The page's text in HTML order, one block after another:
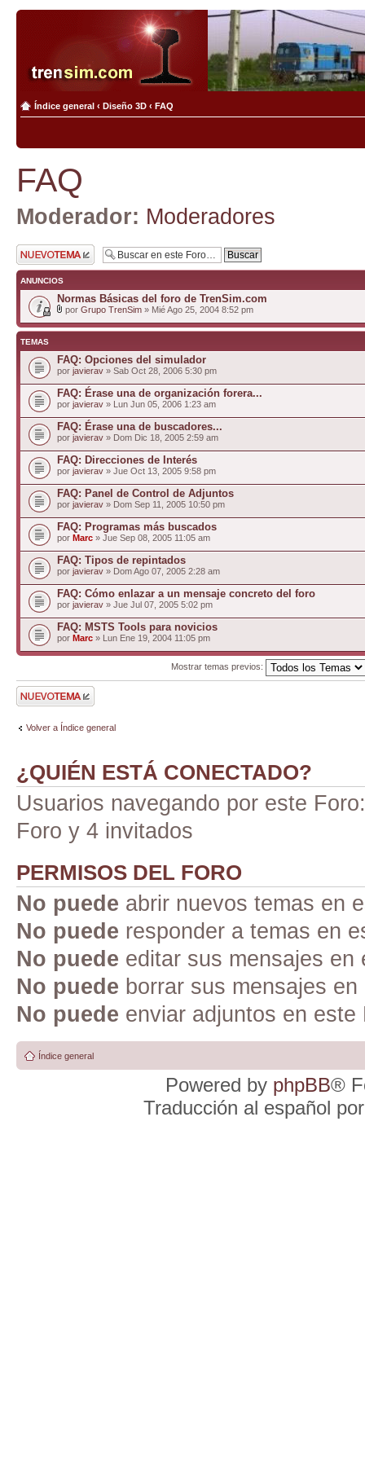
Índice general ‹ Diseño 3D ‹ FAQ
FAQ
Moderador: Moderadores
Publicar un nuevo
tema
ANUNCIOS
Normas Básicas del foro de TrenSim.com
por Grupo TrenSim » Mié Ago 25, 2004 8:52 pm
TEMAS
FAQ: Opciones del simulador
por javierav » Sab Oct 28, 2006 5:30 pm
FAQ: Érase una de organización forera...
por javierav » Lun Jun 05, 2006 1:23 am
FAQ: Érase una de buscadores...
por javierav » Dom Dic 18, 2005 2:59 am
FAQ: Direcciones de Interés
por javierav » Jue Oct 13, 2005 9:58 pm
FAQ: Panel de Control de Adjuntos
por javierav » Dom Sep 11, 2005 10:50 pm
FAQ: Programas más buscados
por Marc » Jue Sep 08, 2005 11:05 am
FAQ: Tipos de repintados
por javierav » Dom Ago 07, 2005 2:28 am
FAQ: Cómo enlazar a un mensaje concreto del foro
por javierav » Jue Jul 07, 2005 5:02 pm
FAQ: MSTS Tools para novicios
por Marc » Lun Ene 19, 2004 11:05 pm
Mostrar temas previos:
Publicar un nuevo
tema
Volver a Índice general
¿QUIÉN ESTÁ CONECTADO?
Usuarios navegando por este
Foro y 4 invitados
PERMISOS DEL FORO
No puede abrir nuevos temas en
No puede responder a temas en
No puede editar sus mensajes en
No puede borrar sus mensajes
No puede enviar adjuntos en este
Índice general
Powered by phpBB®
Traducción al español